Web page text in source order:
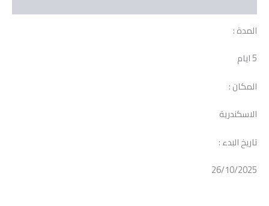
المدة :
5 ايام
المكان :
الاسكندرية
تاريخ البدء :
26/10/2025